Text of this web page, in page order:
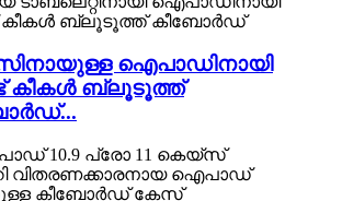
ഐപാഡിനായി
കീകൾ ബ്ലൂടൂത്ത്